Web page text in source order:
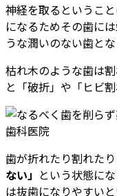
神経を取るというこ
になるためその歯に
うな潤いのない歯とな
枯れ木のような歯は
と「破折」や「ヒビ
歯が折れたり割れた
ない」 という状態に
は抜歯になりやすい